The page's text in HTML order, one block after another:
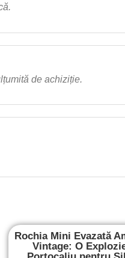
de achiziție.
Rochia Mini Evazată
Vintage: O